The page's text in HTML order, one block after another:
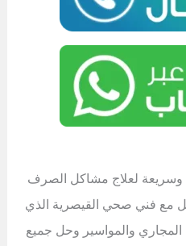
لعلاج مشاكل الصرف
مع فني صحي القيصرية الذي
والمواسير وحل جميع